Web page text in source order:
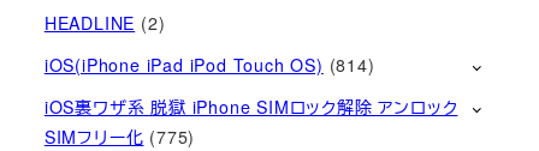
HEADLINE (2)
iOS(iPhone iPad iPod Touch OS) (814)
iOS裏ワザ系 脱獄 iPhone SIMロック解除 アンロック
SIMフリー化 (775)